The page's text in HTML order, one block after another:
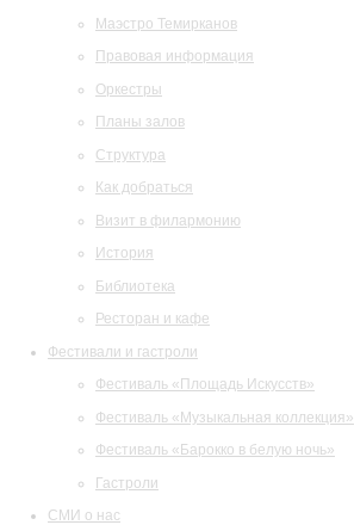
Маэстро Темирканов
Правовая информация
Оркестры
Планы залов
Структура
Как добраться
Визит в филармонию
История
Библиотека
Ресторан и кафе
Фестивали и гастроли
Фестиваль «Площадь Искусств»
Фестиваль «Музыкальная коллекция»
Фестиваль «Барокко в белую ночь»
Гастроли
СМИ о нас